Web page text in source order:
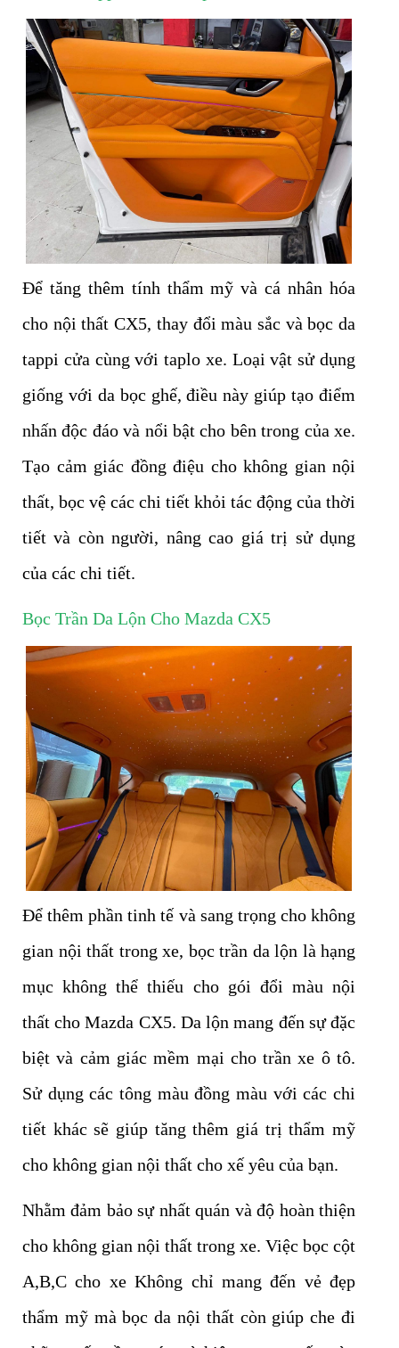
Để tăng thêm tính thẩm mỹ và cá nhân hóa
cho nội thất CX5, thay đổi màu sắc và bọc da
tappi cửa cùng với taplo xe. Loại vật sử dụng
giống với da bọc ghế, điều này giúp tạo điểm
nhấn độc đáo và nổi bật cho bên trong của xe.
Tạo cảm giác đồng điệu cho không gian nội
thất, bọc vệ các chi tiết khỏi tác động của thời
tiết và còn người, nâng cao giá trị sử dụng
của các chi tiết.
Bọc Trần Da Lộn Cho Mazda CX5
Để thêm phần tinh tế và sang trọng cho không
gian nội thất trong xe, bọc trần da lộn là hạng
mục không thể thiếu cho gói đổi màu nội
thất cho Mazda CX5. Da lộn mang đến sự đặc
biệt và cảm giác mềm mại cho trần xe ô tô.
Sử dụng các tông màu đồng màu với các chi
tiết khác sẽ giúp tăng thêm giá trị thẩm mỹ
cho không gian nội thất cho xế yêu của bạn.
Nhằm đảm bảo sự nhất quán và độ hoàn thiện
cho không gian nội thất trong xe. Việc bọc cột
A,B,C cho xe Không chỉ mang đến vẻ đẹp
thẩm mỹ mà bọc da nội thất còn giúp che đi